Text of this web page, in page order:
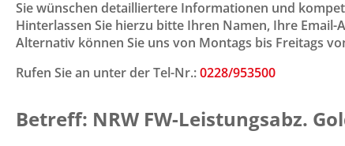
Sie wünschen detailliertere Informationen und
Hinterlassen Sie hierzu bitte Ihren Namen, Ihre
Alternativ können Sie uns von Montags bis Freitags
Rufen Sie an unter der Tel-Nr.:0228/953500
Betreff: NRW FW-Leistungsabz.